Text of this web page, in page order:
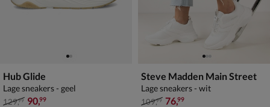
Hub Glide
Lage sneakers - geel
van € 129,99 voor € 90,99
129,99 90,99
Steve Madden Main Street
Lage sneakers - wit
van € 109,99 voor € 76,99
109,99 76,99